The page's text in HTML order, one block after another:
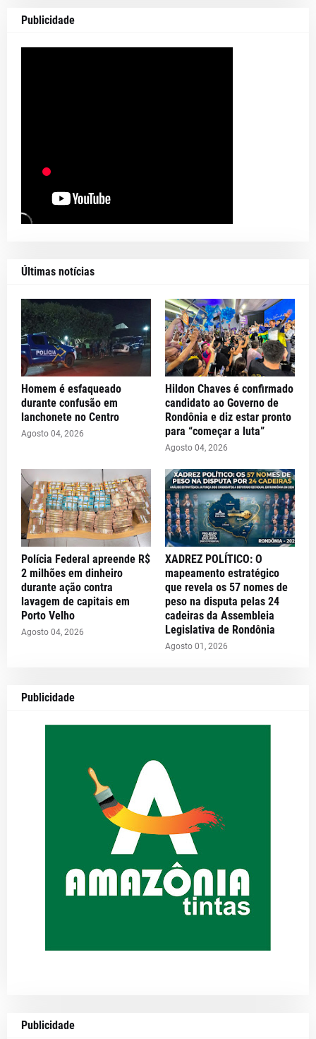
Publicidade
Últimas notícias
Homem é esfaqueado
durante confusão em
lanchonete no Centro
Agosto 04, 2026
Hildon Chaves é confirmado
candidato ao Governo de
Rondônia e diz estar pronto
para “começar a luta”
Agosto 04, 2026
Polícia Federal apreende R$
2 milhões em dinheiro
durante ação contra
lavagem de capitais em
Porto Velho
Agosto 04, 2026
XADREZ POLÍTICO: O
mapeamento estratégico
que revela os 57 nomes de
peso na disputa pelas 24
cadeiras da Assembleia
Legislativa de Rondônia
Agosto 01, 2026
Publicidade
Publicidade